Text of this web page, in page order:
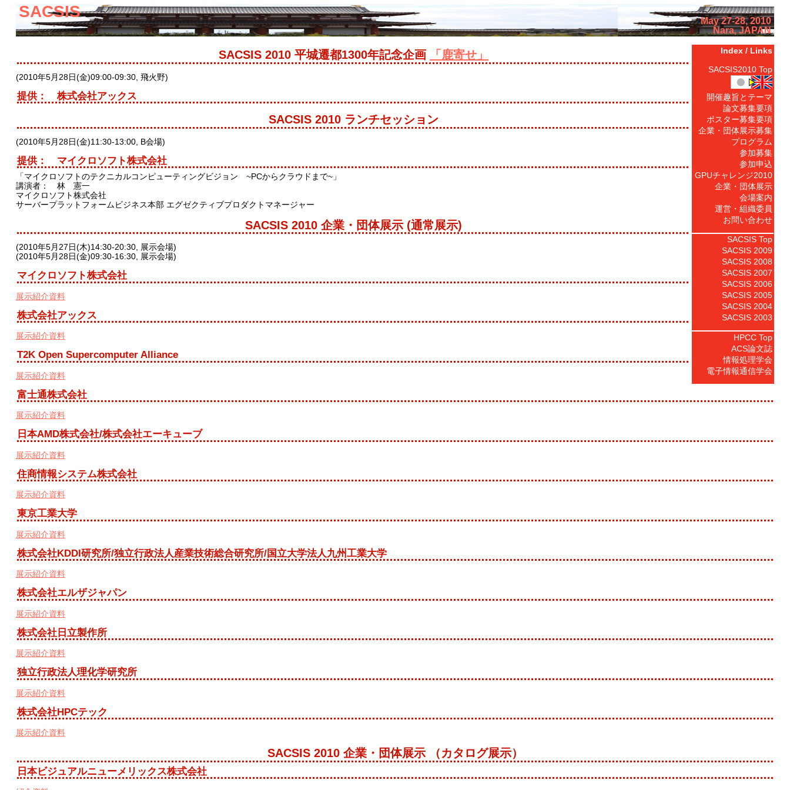
SACSIS
May 27-28, 2010
Nara, JAPAN
Index / Links
SACSIS2010 Top
開催趣旨とテーマ
論文募集要項
ポスター募集要項
企業・団体展示募集
プログラム
参加募集
参加申込
GPUチャレンジ2010
企業・団体展示
会場案内
運営・組織委員
お問い合わせ
SACSIS Top
SACSIS 2009
SACSIS 2008
SACSIS 2007
SACSIS 2006
SACSIS 2005
SACSIS 2004
SACSIS 2003
HPCC Top
ACS論文誌
情報処理学会
電子情報通信学会
SACSIS 2010 平城遷都1300年記念企画 「鹿寄せ」
(2010年5月28日(金)09:00-09:30, 飛火野)
提供： 株式会社アックス
SACSIS 2010 ランチセッション
(2010年5月28日(金)11:30-13:00, B会場)
提供： マイクロソフト株式会社
「マイクロソフトのテクニカルコンピューティングビジョン ~PCからクラウドまで~」
講演者： 林 憲一
マイクロソフト株式会社
サーバープラットフォームビジネス本部 エグゼクティブプロダクトマネージャー
SACSIS 2010 企業・団体展示 (通常展示)
(2010年5月27日(木)14:30-20:30, 展示会場)
(2010年5月28日(金)09:30-16:30, 展示会場)
マイクロソフト株式会社
展示紹介資料
株式会社アックス
展示紹介資料
T2K Open Supercomputer Alliance
展示紹介資料
富士通株式会社
展示紹介資料
日本AMD株式会社/株式会社エーキューブ
展示紹介資料
住商情報システム株式会社
展示紹介資料
東京工業大学
展示紹介資料
株式会社KDDI研究所/独立行政法人産業技術総合研究所/国立大学法人九州工業大学
展示紹介資料
株式会社エルザジャパン
展示紹介資料
株式会社日立製作所
展示紹介資料
独立行政法人理化学研究所
展示紹介資料
株式会社HPCテック
展示紹介資料
SACSIS 2010 企業・団体展示 （カタログ展示）
日本ビジュアルニューメリックス株式会社